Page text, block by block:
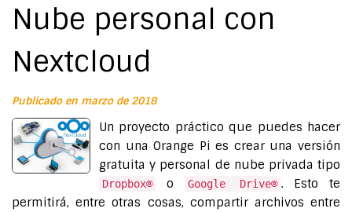
Nube personal con
Nextcloud
Publicado en marzo de 2018
Un proyecto práctico que puedes hacer
con una Orange Pi es crear una versión
gratuita y personal de nube privada tipo
Dropbox® o Google Drive® . Esto te
permitirá, entre otras cosas, compartir archivos entre